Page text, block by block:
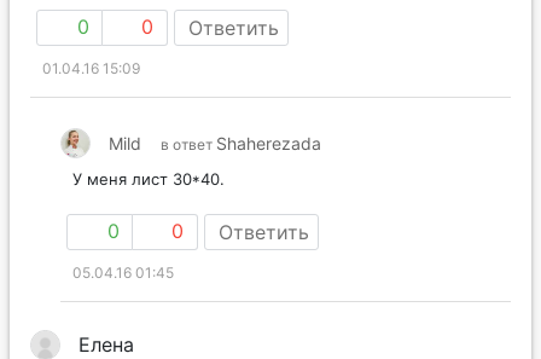
0 0 Ответить
01.04.16 15:09
Mild в ответ Shaherezada
У меня лист 30*40.
0 0 Ответить
05.04.16 01:45
Елена